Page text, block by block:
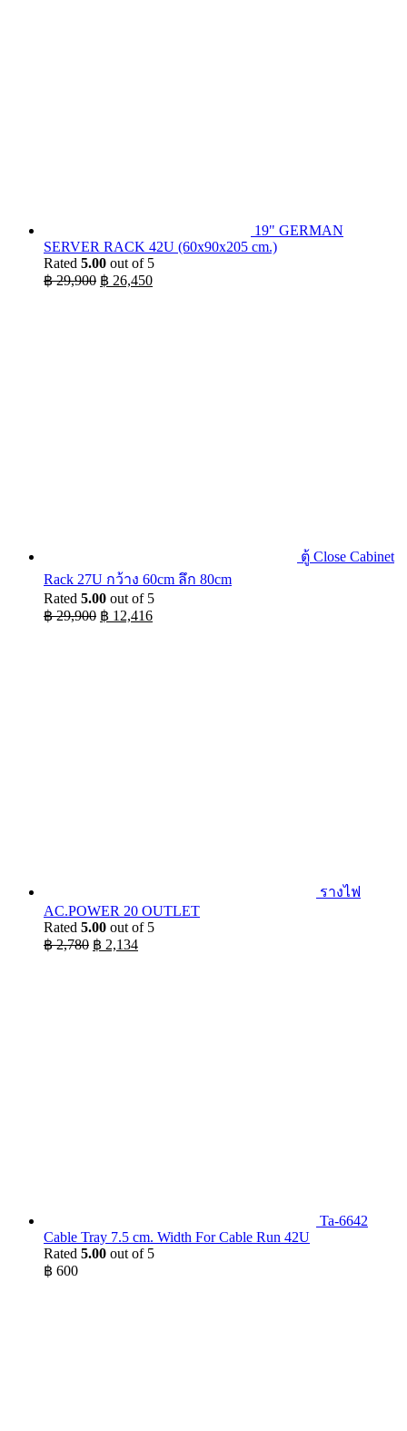
19" GERMAN
SERVER RACK 42U (60x90x205 cm.)
Rated 5.00 out of 5
฿29,900 Original
฿ 26,450Current
ตู้ Close Cabinet
Rack 27U กว้าง 60cm ลึก 80cm
Rated 5.00 out of 5
฿29,900 Original
฿ 12,416Current
รางไฟ
AC.POWER 20 OUTLET
Rated 5.00 out of 5
฿2,780 Original
฿ 2,134Current
Ta-6642
Cable Tray 7.5 cm. Width For Cable Run 42U
Rated 5.00 out of 5
฿ 600